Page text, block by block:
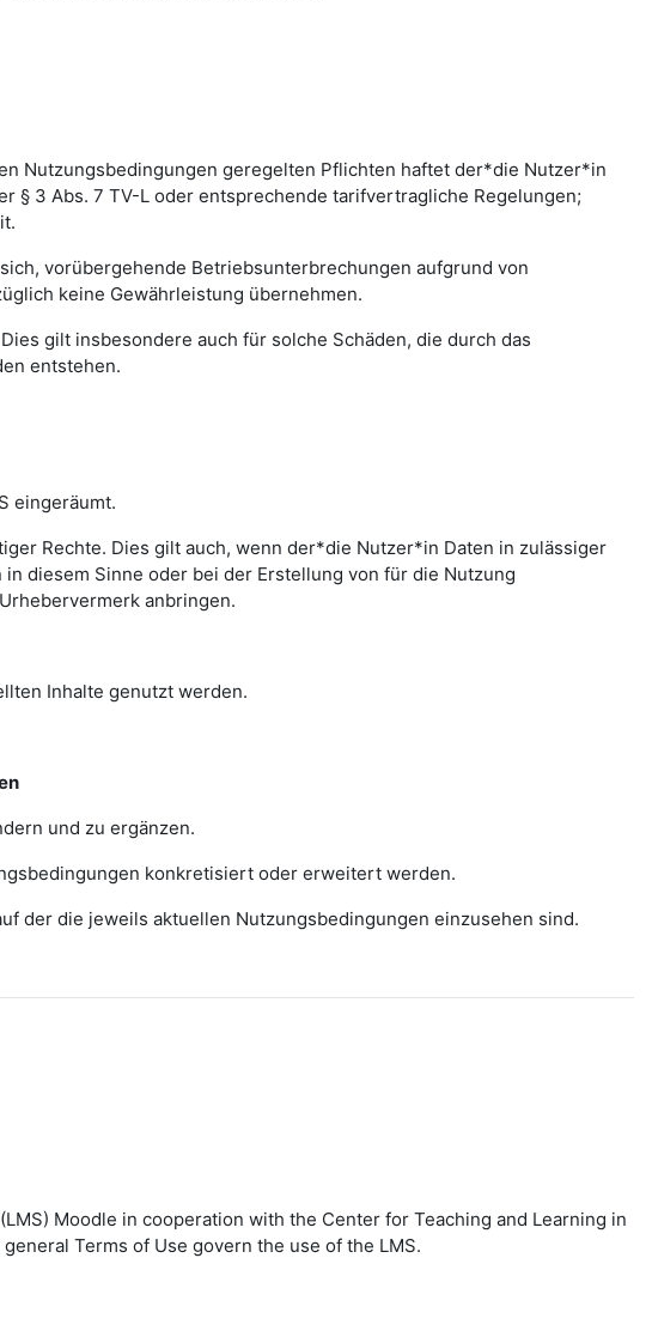
Nutzungsbedingungen geregelten Pflichten haftet der*die Nutzer*in
§ 3 Abs. 7 TV-L oder entsprechende tarifvertragliche Regelungen;
vorübergehende Betriebsunterbrechungen aufgrund von
keine Gewährleistung übernehmen.
gilt insbesondere auch für solche Schäden, die durch das
entstehen.
eingeräumt.
Rechte. Dies gilt auch, wenn der*die Nutzer*in Daten in zulässiger
diesem Sinne oder bei der Erstellung von für die Nutzung
anbringen.
Inhalte genutzt werden.
und zu ergänzen.
konkretisiert oder erweitert werden.
der die jeweils aktuellen Nutzungsbedingungen einzusehen sind.
Moodle in cooperation with the Center for Teaching and Learning in
Terms of Use govern the use of the LMS.